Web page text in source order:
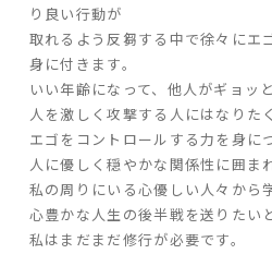
り良い行動が
取れるよう反芻する中で徐々にエ
身に付きます。
いい年齢になって、他人がギョッ
人を激しく攻撃する人にはなりた
エゴをコントロールする力を身に
人に優しく穏やかな関係性に囲ま
私の周りにいる心優しい人々から
心豊かな人生の後半戦を送りたい
私はまだまだ修行が必要です。